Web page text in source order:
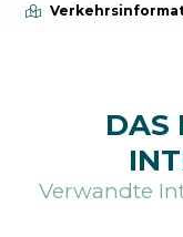
DAS
Verwandte